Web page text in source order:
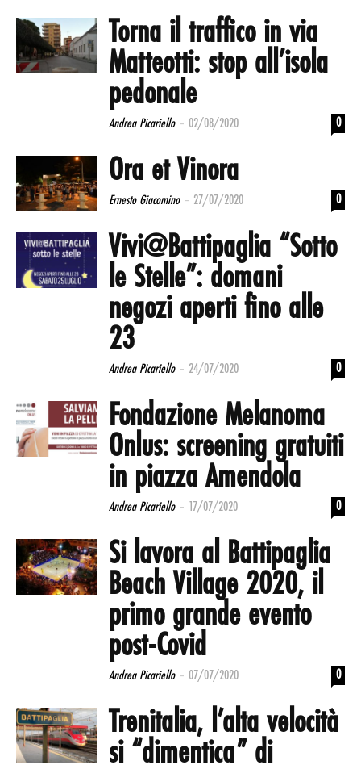
Torna il traffico in via
Matteotti: stop all’isola
pedonale
Andrea Picariello - 02/08/2020 0
Ora et Vinora
Ernesto Giacomino - 27/07/2020 0
Vivi@Battipaglia “Sotto
le Stelle”: domani
negozi aperti fino alle
23
Andrea Picariello - 24/07/2020 0
Fondazione Melanoma
Onlus: screening gratuiti
in piazza Amendola
Andrea Picariello - 17/07/2020 0
Si lavora al Battipaglia
Beach Village 2020, il
primo grande evento
post-Covid
Andrea Picariello - 07/07/2020 0
Trenitalia, l’alta velocità
si “dimentica” di